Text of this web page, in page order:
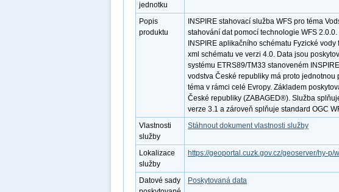
jednotku
Popis
produktu
INSPIRE stahovací služba WFS pro téma
stahování dat pomocí technologie WFS
INSPIRE aplikačního schématu Fyzické
xml schématu ve verzi 4.0. Data jsou
systému ETRS89/TM33 stanoveném
vodstva České republiky má proto jednotnou
téma v rámci celé Evropy. Základem
České republiky (ZABAGED®). Služba
verze 3.1 a zároveň splňuje standard OGC
Vlastnosti
služby
Stáhnout dokument vlastnosti služby
Lokalizace
služby
https://geoportal.cuzk.gov.cz/geoserver/hy-p/
Datové sady
Poskytovaná data